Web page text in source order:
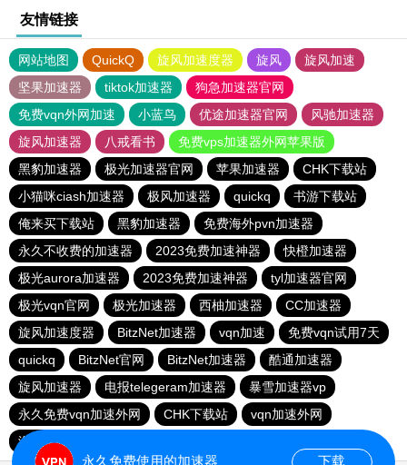
友情链接
网站地图 QuickQ 旋风加速度器 旋风
旋风加速
坚果加速器
tiktok加速器
狗急加速器官网
免费vqn外网加速
小蓝鸟 优途加速器官网
风驰加速器
旋风加速器
八戒看书
免费vps加速器外网苹果版
黑豹加速器
极光加速器官网 苹果加速器
CHK下载站
小猫咪ciash加速器
极风加速器 quickq
书游下载站
俺来买下载站
黑豹加速器
免费海外pvn加速器
永久不收费的加速器
2023免费加速神器
快橙加速器
极光aurora加速器
2023免费加速神器
tyl加速器官网
极光vqn官网
极光加速器 西柚加速器
CC加速器
旋风加速度器
BitzNet加速器 vqn加速
免费vqn试用7天
quickq
BitzNet官网 BitzNet加速器
酷通加速器
旋风加速器
电报telegeram加速器
暴雪加速器vp
永久免费vqn加速外网
CHK下载站
vqn加速外网
海鸥下载站
永久免费使用的加速器 下载